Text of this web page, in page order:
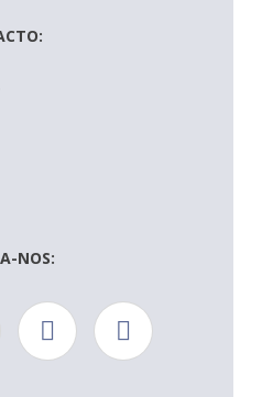
NOS: